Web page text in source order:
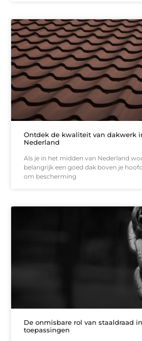
Ontdek de kwaliteit van dakwerk
Nederland
Als je in het midden van Nederland
belangrijk een goed dak boven je
om bescherming
De onmisbare rol van staaldraad
toepassingen